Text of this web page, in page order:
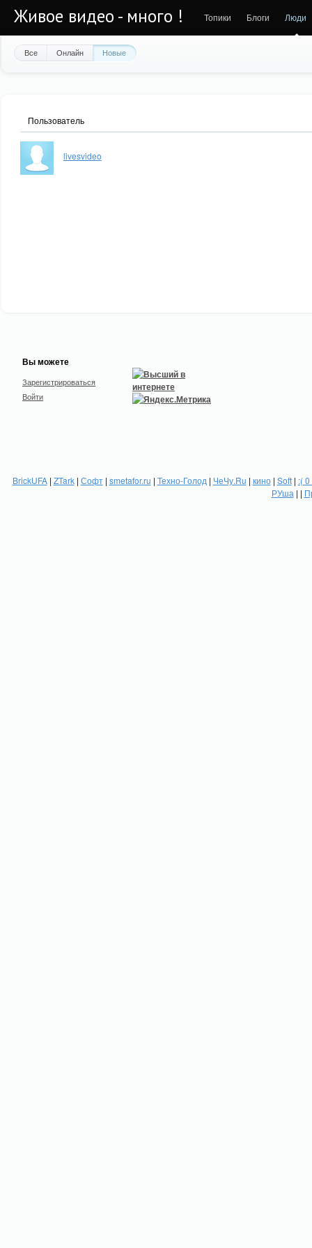
Живое видео - много ! Топики Блоги Люди
Все Онлайн Новые
Пользователь
livesvideo
Вы можете
Зарегистрироваться
Войти
BrickUFA| ZTark| Софт| smetafor.ru | Техно-Голод | ЧеЧу.Ru | кино| Soft| :(
РУша | |